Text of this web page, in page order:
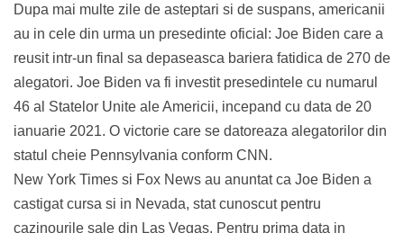
Dupa mai multe zile de asteptari si de suspans, americanii
au in cele din urma un presedinte oficial: Joe Biden care a
reusit intr-un final sa depaseasca bariera fatidica de 270 de
alegatori. Joe Biden va fi investit presedintele cu numarul
46 al Statelor Unite ale Americii, incepand cu data de 20
ianuarie 2021. O victorie care se datoreaza alegatorilor din
statul cheie Pennsylvania conform CNN.
New York Times si Fox News au anuntat ca Joe Biden a
castigat cursa si in Nevada, stat cunoscut pentru
cazinourile sale din Las Vegas. Pentru prima data in